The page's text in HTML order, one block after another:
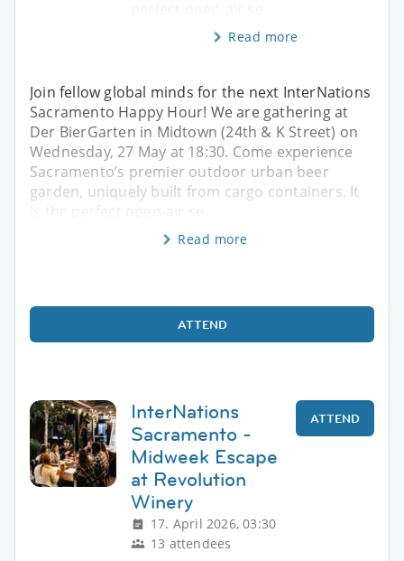
Read more
Join fellow global minds for the next InterNations
Sacramento Happy Hour! We are gathering at
Der BierGarten in Midtown (24th & K Street) on
Wednesday, 27 May at 18:30. Come experience
Sacramento’s premier outdoor urban beer
garden, uniquely built from cargo containers. It
is the perfect open-air se
Read more
ATTEND
InterNations
Sacramento -
Midweek Escape
at Revolution
Winery
17. April 2026, 03:30
13 attendees
ATTEND